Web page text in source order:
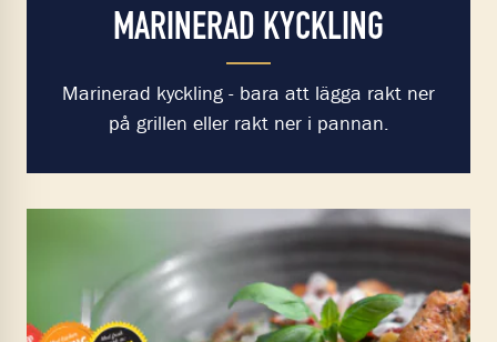
MARINERAD KYCKLING
Marinerad kyckling - bara att lägga rakt ner
på grillen eller rakt ner i pannan.